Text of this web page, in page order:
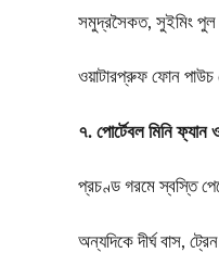
সমুদ্রসৈকত, সুইমিং পুল
ওয়াটারপ্রুফ ফোন পাউচ
৭. পোর্টেবল মিনি ফ্যান
প্রচণ্ড গরমে স্বস্তি
অন্যদিকে দীর্ঘ বাস,